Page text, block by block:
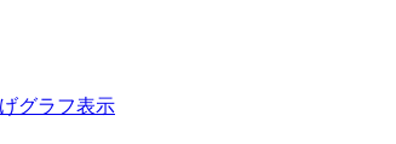
グラフ表示